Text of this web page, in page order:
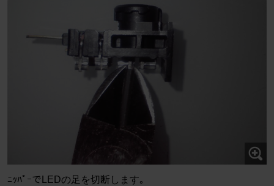
ﾆｯﾊﾟｰでLEDの足を切断します｡